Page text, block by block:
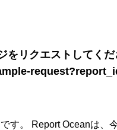
をリクエストしてく
す。 Report Oceanは、